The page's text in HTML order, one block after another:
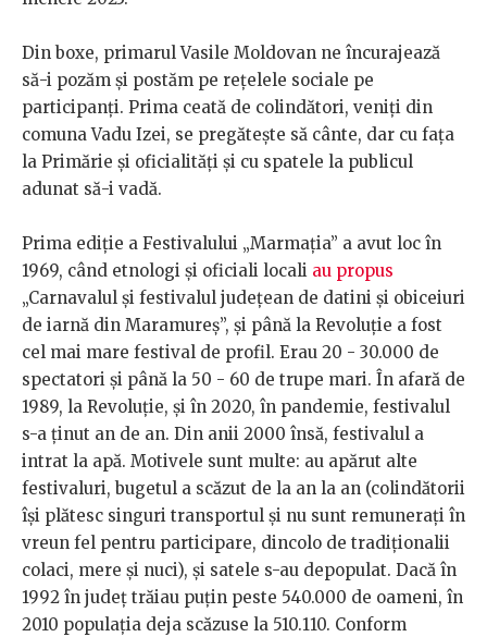
Din boxe, primarul Vasile Moldovan ne încurajează
să-i pozăm și postăm pe rețelele sociale pe
participanți. Prima ceată de colindători, veniți din
comuna Vadu Izei, se pregătește să cânte, dar cu fața
la Primărie și oficialități și cu spatele la publicul
adunat să-i vadă.
Prima ediție a Festivalului „Marmația” a avut loc în
1969, când etnologi și oficiali locali au propus
„Carnavalul și festivalul județean de datini și obiceiuri
de iarnă din Maramureș”, și până la Revoluție a fost
cel mai mare festival de profil. Erau 20 - 30.000 de
spectatori și până la 50 - 60 de trupe mari. În afară de
1989, la Revoluție, și în 2020, în pandemie, festivalul
s-a ținut an de an. Din anii 2000 însă, festivalul a
intrat la apă. Motivele sunt multe: au apărut alte
festivaluri, bugetul a scăzut de la an la an (colindătorii
își plătesc singuri transportul și nu sunt remunerați în
vreun fel pentru participare, dincolo de tradiționalii
colaci, mere și nuci), și satele s-au depopulat. Dacă în
1992 în județ trăiau puțin peste 540.000 de oameni, în
2010 populația deja scăzuse la 510.110. Conform